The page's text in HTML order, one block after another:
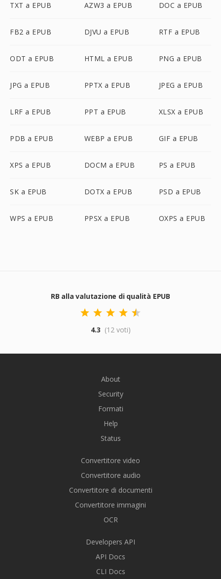
TXT a EPUB AZW3 a EPUB DOC a EPUB
FB2 a EPUB DJVU a EPUB RTF a EPUB
ODT a EPUB HTML a EPUB PNG a EPUB
JPG a EPUB PPTX a EPUB JPEG a EPUB
LRF a EPUB PPT a EPUB XLSX a EPUB
PDB a EPUB WEBP a EPUB GIF a EPUB
XPS a EPUB DOCM a EPUB PS a EPUB
SK a EPUB DOTX a EPUB PSD a EPUB
WPS a EPUB PPSX a EPUB OXPS a EPUB
RB alla valutazione di qualità EPUB
4.3 (12 voti)
About
Security
Formati
Help
Status
Convertitore video
Convertitore audio
Convertitore di documenti
Convertitore immagini
OCR
Developers API
API Docs
CLI Docs